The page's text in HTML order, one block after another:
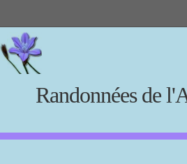
Randonnées de